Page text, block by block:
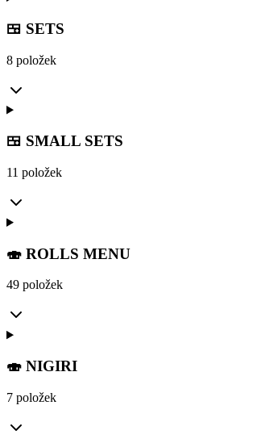
🍱 SETS
8 položek
🍱 SMALL SETS
11 položek
🍣 ROLLS MENU
49 položek
🍣 NIGIRI
7 položek